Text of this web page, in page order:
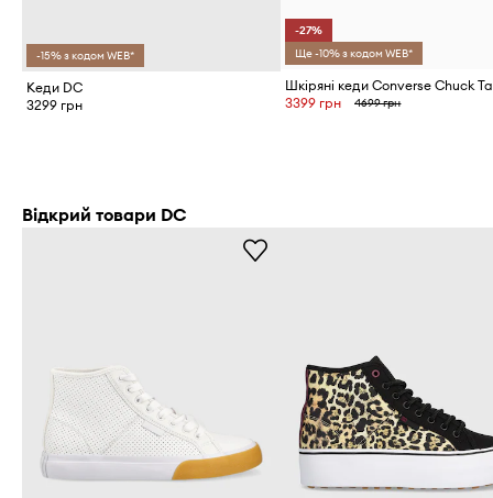
-15% з кодом WEB*
Кеди DC
3299 грн
-27%
Ще -10% з кодом WEB*
3399 грн 4699 грн
Відкрий товари DC